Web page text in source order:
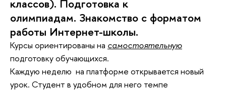
классов). Подготовка к
олимпиадам. Знакомство с форматом
работы Интернет-школы.
Курсы ориентированы на самостоятельную
подготовку обучающихся.
Каждую неделю на платформе открывается новый
урок. Студент в удобном для него темпе